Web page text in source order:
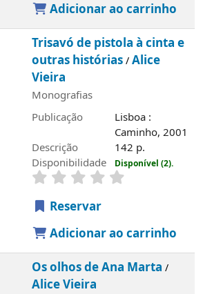
Adicionar ao carrinho
Trisavó de pistola à cinta e
outras histórias/Alice
Vieira
Monografias
Publicação
Lisboa :
Caminho, 2001
Descrição
142 p.
Disponibilidade
Disponível (2).
Reservar
Adicionar ao carrinho
Os olhos de Ana Marta /
Alice Vieira